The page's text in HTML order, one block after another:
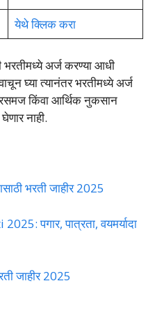
येथे क्लिक करा
भरतीमध्ये अर्ज करण्या आधी
घ्या त्यानंतर भरतीमध्ये अर्ज
किंवा आर्थिक नुकसान
नाही.
भरती जाहीर 2025
पगार, पात्रता, वयमर्यादा
जाहीर 2025